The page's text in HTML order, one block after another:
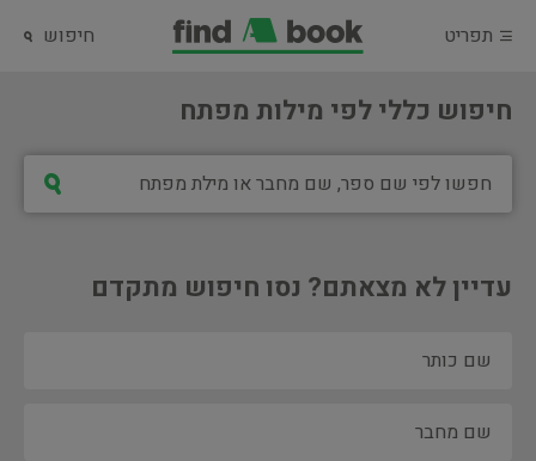
תפריט חיפוש
חיפוש כללי לפי מילות מפתח
עדיין לא מצאתם? נסו חיפוש מתקדם